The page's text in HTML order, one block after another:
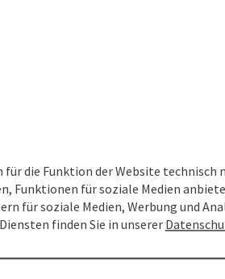
für die Funktion der Website
Funktionen für soziale Medien
für soziale Medien, Werbung und
finden Sie in unserer